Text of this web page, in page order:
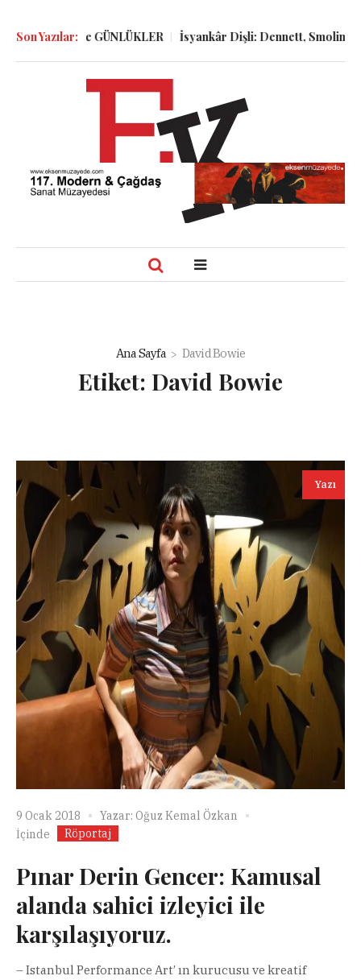
Son Yazılar:ve GÜNLÜKLER İsyankâr Dişli: Dennett, Smolin ve
Ana Sayfa David Bowie
Etiket: David Bowie
Yazı
9 Ocak 2018 Yazar: Oğuz Kemal Özkan
İçinde
Röportaj
Pınar Derin Gencer: Kamusal
alanda sahici izleyici ile
karşılaşıyoruz.
– Istanbul Performance Art’ ın kurucusu ve kreatif